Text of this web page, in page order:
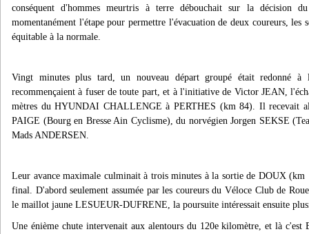
conséquent d'hommes meurtris à terre débouchait sur la décision
momentanément l'étape pour permettre l'évacuation de deux coureurs, les
équitable à la normale.
Vingt minutes plus tard, un nouveau départ groupé était redonné à
recommençaient à fuser de toute part, et à l'initiative de Victor JEAN,
mètres du HYUNDAI CHALLENGE à PERTHES (km 84). Il recevait
PAIGE (Bourg en Bresse Ain Cyclisme), du norvégien Jorgen SEKSE
Mads ANDERSEN.
Leur avance maximale culminait à trois minutes à la sortie de DOUX
final. D'abord seulement assumée par les coureurs du Véloce Club de
le maillot jaune LESUEUR-DUFRENE, la poursuite intéressait ensuite
Une énième chute intervenait aux alentours du 120e kilomètre, et là